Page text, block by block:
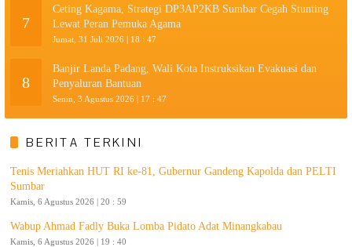
7
Ceting Kagama, Strategi DP3AP2KB Sumbar Cegah Stunting
Lewat Peran Pemuka Agama
Jumat, 31 Juli 2026 | 18 : 47
8
Banjir Landa Padang, Wali Kota Instruksikan Evakuasi dan
Penyaluran Bantuan
Senin, 3 Agustus 2026 | 17 : 47
BERITA TERKINI
Tenis Meriahkan HUT RI ke-81, Gubernur Gandeng Kapolda dan PELTI
Sumbar
Kamis, 6 Agustus 2026 | 20 : 59
Wabup Ahmad Fadly Buka Lomba Pidato Adat Minangkabau
Kamis, 6 Agustus 2026 | 19 : 40